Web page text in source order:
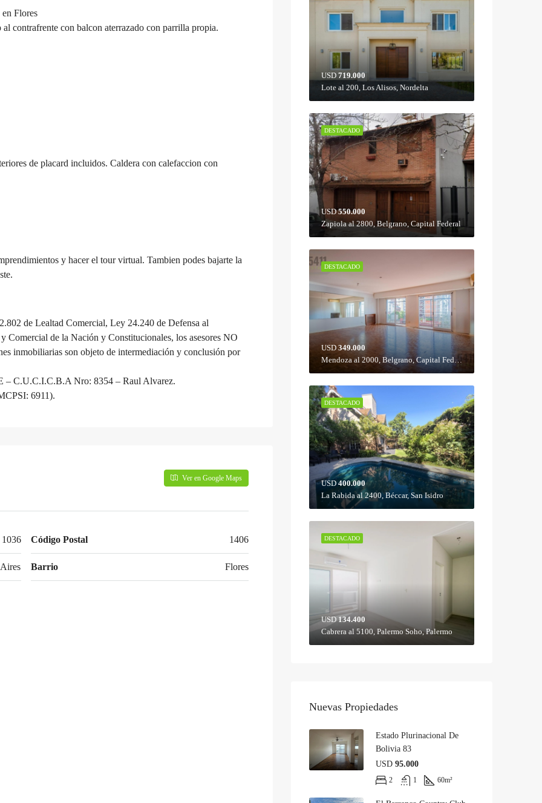
Flores
contrafrente con balcon aterrazado con parrilla propia.
de placard incluidos. Caldera con calefaccion con
y hacer el tour virtual. Tambien podes bajarte la
de Lealtad Comercial, Ley 24.240 de Defensa al
de la Nación y Constitucionales, los asesores NO
inmobiliarias son objeto de intermediación y conclusión por
– C.U.C.I.C.B.A Nro: 8354 – Raul Alvarez.
6911).
Ver en Google Maps
1036 Código Postal 1406
Barrio Flores
USD 719.000
Lote al 200, Los Alisos, Nordelta
DESTACADO
USD550.000
Zapiola al 2800, Belgrano, Capital Federal
DESTACADO
USD 349.000
Mendoza al 2000, Belgrano, Capital Federal
DESTACADO
USD 400.000
La Rabida al 2400, Béccar, San Isidro
DESTACADO
USD134.400
Cabrera al 5100, Palermo Soho, Palermo
Nuevas Propiedades
Estado Plurinacional De
Bolivia 83
USD 95.000
2 1 60m²